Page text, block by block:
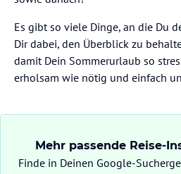
Es gibt so viele Dinge, an die Du
Dir dabei, den Überblick zu
damit Dein Sommerurlaub so
erholsam wie nötig und einfach
Mehr passende Reise-
Finde in Deinen Google-